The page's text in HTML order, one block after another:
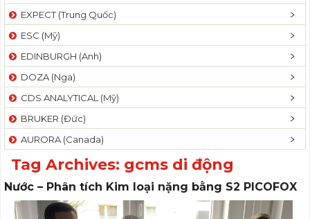
EXPECT (Trung Quốc)
ESC (Mỹ)
EDINBURGH (Anh)
DOZA (Nga)
CDS ANALYTICAL (Mỹ)
BRUKER (Đức)
AURORA (Canada)
Tag Archives: gcms di động
Nước – Phân tích Kim loại nặng bằng S2 PICOFOX